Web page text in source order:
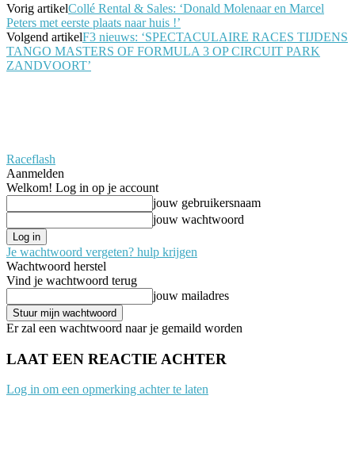
Vorig artikelCollé Rental & Sales: ‘Donald Molenaar en Marcel
Peters met eerste plaats naar huis !’
Volgend artikelF3 nieuws: ‘SPECTACULAIRE RACES TIJDENS
TANGO MASTERS OF FORMULA 3 OP CIRCUIT PARK
ZANDVOORT’
Raceflash
Aanmelden
Welkom! Log in op je account
jouw gebruikersnaam
jouw wachtwoord
Je wachtwoord vergeten? hulp krijgen
Wachtwoord herstel
Vind je wachtwoord terug
jouw mailadres
Er zal een wachtwoord naar je gemaild worden
LAAT EEN REACTIE ACHTER
Log in om een opmerking achter te laten